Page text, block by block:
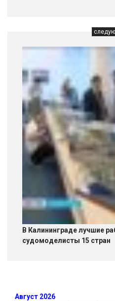
В Калининграде лучшие
судомоделисты 15 стран
Август 2026